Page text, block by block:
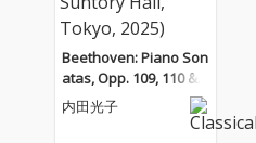
Beethoven: Piano Son
atas, Opp. 109, 110 & 1
11 (Live at Suntory Hal
l, Tokyo, 2025)
内田光子